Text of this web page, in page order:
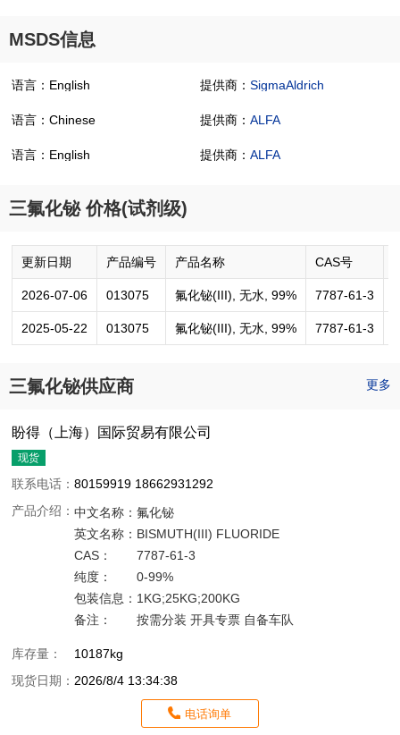
MSDS信息
语言：English 提供商： SigmaAldrich
语言：Chinese 提供商： ALFA
语言：English 提供商： ALFA
三氟化铋 价格(试剂级)
更新日期 产品编号 产品名称 CAS号
2026-07-06 013075 氟化铋(III), 无水, 99% 7787-61-3
2025-05-22 013075 氟化铋(III), 无水, 99% 7787-61-3
三氟化铋供应商 更多
盼得（上海）国际贸易有限公司
现货
联系电话：80159919 18662931292
产品介绍：中文名称：氟化铋
英文名称： BISMUTH(III) FLUORIDE
CAS：
7787-61-3
纯度：
0-99%
包装信息： 1KG;25KG;200KG
备注：
按需分装 开具专票 自备车队
库存量：
10187kg
现货日期： 2026/8/4 13:34:38
电话询单